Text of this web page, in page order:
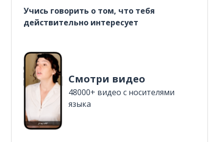
Учись говорить о том, что тебя
действительно интересует
Смотри видео
48000+ видео с носителями
языка